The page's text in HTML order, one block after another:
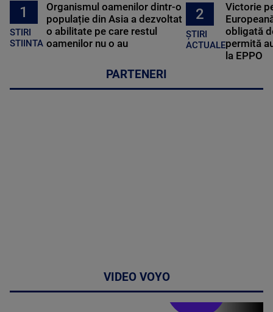
1
STIRI
STIINTA
Organismul oamenilor dintr-o
populație din Asia a dezvoltat
o abilitate pe care restul
oamenilor nu o au
2
ȘTIRI
ACTUALE
Victorie
obligată
permită
la EPPO
PARTENERI
VIDEO VOYO